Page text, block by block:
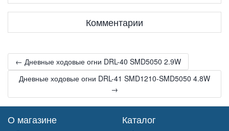
Комментарии
← Дневные ходовые огни DRL-40 SMD5050 2.9W
Дневные ходовые огни DRL-41 SMD1210-SMD5050 4.8W
→
О магазине Каталог